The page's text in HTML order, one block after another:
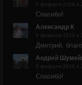
8 февраля 2018 в
Спасибо!
Александр К
8 февраля 2018 в
Дмитрий,
Андрей
8 февраля 2018 в
Спасибо!